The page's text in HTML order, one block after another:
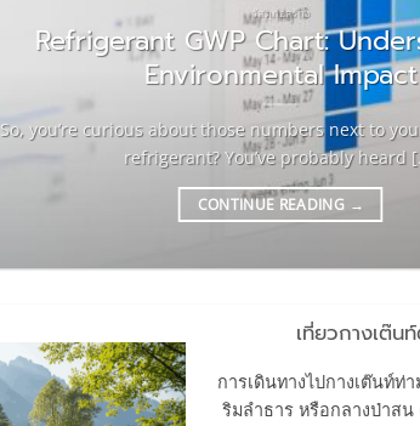
วัสดุก่อสร้าง
Refrigerant GWP Chart:
Environmental Impact
So, you’re curious about those numbers next to
refrigerant? You’ve probably heard
CONTINUE READING →
เที่ยวกางเต๊น
การเดินทางไปกางเต๊นท์ท่
ริมลำธาร หรือกลางป่าส